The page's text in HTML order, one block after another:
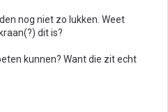
nog niet zo lukken. Weet
dit is?
kunnen? Want die zit echt